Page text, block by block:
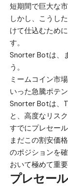
短期間で巨大な
しかし、こうし
けて仕込むため
す。
Snorter Botは、
う。
ミームコイン市
いった急騰ポテ
Snorter Botは、
と、高度なリス
すでにプレセー
まだこの割安価
のポジションを
おいて極めて重
プレセー